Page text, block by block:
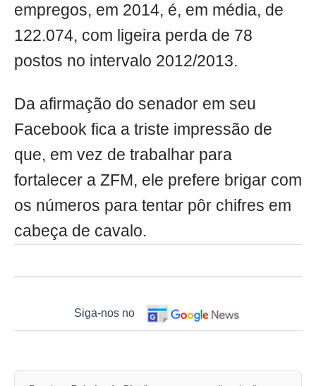
empregos, em 2014, é, em média, de
122.074, com ligeira perda de 78
postos no intervalo 2012/2013.
Da afirmação do senador em seu
Facebook fica a triste impressão de
que, em vez de trabalhar para
fortalecer a ZFM, ele prefere brigar com
os números para tentar pôr chifres em
cabeça de cavalo.
Siga-nos no